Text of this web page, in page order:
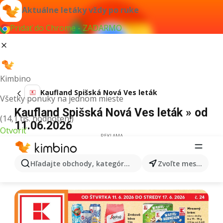
Aktuálne letáky vždy po ruke
Pridať do Chrome - ZADARMO
Kimbino
Všetky ponuky na jednom mieste
(14,1 tis. hodnotení)
Otvoriť
Hľadajte obchody, kategórie, produkty... Zvoľte mesto
Kaufland Spišská Nová Ves leták
Kaufland Spišská Nová Ves leták » od
11.06.2026
REKLAMA